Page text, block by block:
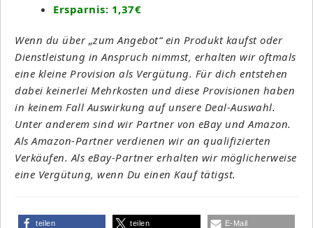
Ersparnis: 1,37€
Wenn du über „zum Angebot“ ein Produkt kaufst oder
Dienstleistung in Anspruch nimmst, erhalten wir oftmals
eine kleine Provision als Vergütung. Für dich entstehen
dabei keinerlei Mehrkosten und diese Provisionen haben
in keinem Fall Auswirkung auf unsere Deal-Auswahl.
Unter anderem sind wir Partner von eBay und Amazon.
Als Amazon-Partner verdienen wir an qualifizierten
Verkäufen. Als eBay-Partner erhalten wir möglicherweise
eine Vergütung, wenn Du einen Kauf tätigst.
teilen teilen E-Mail